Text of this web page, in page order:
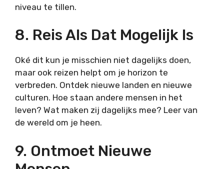
niveau te tillen.
8. Reis Als Dat Mogelijk Is
Oké dit kun je misschien niet dagelijks doen,
maar ook reizen helpt om je horizon te
verbreden. Ontdek nieuwe landen en nieuwe
culturen. Hoe staan andere mensen in het
leven? Wat maken zij dagelijks mee? Leer van
de wereld om je heen.
9. Ontmoet Nieuwe